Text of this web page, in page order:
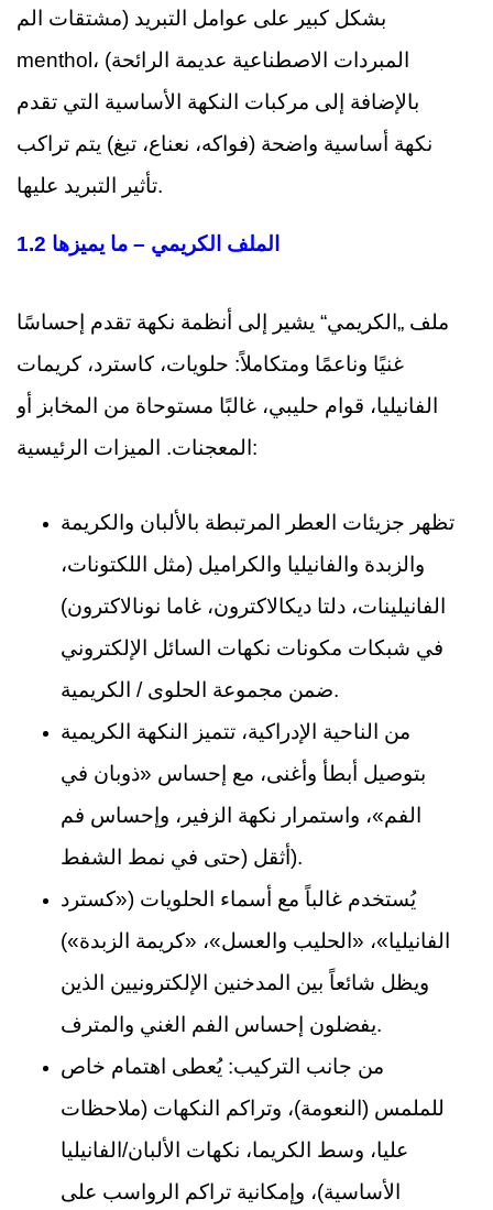
بشكل كبير على عوامل التبريد (مشتقات الم
menthol، المبردات الاصطناعية عديمة الرائحة)
بالإضافة إلى مركبات النكهة الأساسية التي تقدم
نكهة أساسية واضحة (فواكه، نعناع، تبغ) يتم تراكب
تأثير التبريد عليها.
1.2 الملف الكريمي – ما يميزها
ملف „الكريمي“ يشير إلى أنظمة نكهة تقدم إحساسًا
غنيًا وناعمًا ومتكاملاً: حلويات، كاسترد، كريمات
الفانيليا، قوام حليبي، غالبًا مستوحاة من المخابز أو
المعجنات. الميزات الرئيسية:
تظهر جزيئات العطر المرتبطة بالألبان والكريمة
والزبدة والفانيليا والكراميل (مثل اللكتونات،
الفانيلينات، دلتا ديكالاكترون، غاما نونالاكترون)
في شبكات مكونات نكهات السائل الإلكتروني
ضمن مجموعة الحلوى / الكريمية.
من الناحية الإدراكية، تتميز النكهة الكريمية
بتوصيل أبطأ وأغنى، مع إحساس «ذوبان في
الفم»، واستمرار نكهة الزفير، وإحساس فم
أثقل (حتى في نمط الشفط).
يُستخدم غالباً مع أسماء الحلويات («كسترد
الفانيليا»، «الحليب والعسل»، «كريمة الزبدة»)
ويظل شائعاً بين المدخنين الإلكترونيين الذين
يفضلون إحساس الفم الغني والمترف.
من جانب التركيب: يُعطى اهتمام خاص
للملمس (النعومة)، وتراكم النكهات (ملاحظات
عليا، وسط الكريما، نكهات الألبان/الفانيليا
الأساسية)، وإمكانية تراكم الرواسب على